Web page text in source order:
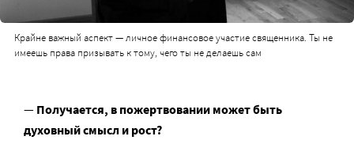
Крайне важный аспект — личное финансовое участие священника. Ты не
имеешь права призывать к тому, чего ты не делаешь сам
— Получается, в пожертвовании может быть
духовный смысл и рост?